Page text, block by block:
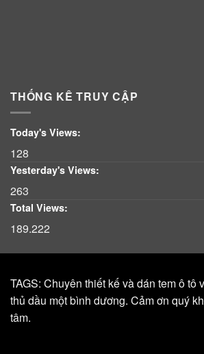
THỐNG KÊ TRUY CẬP
Today's Views:
128
Yesterday's Views:
263
Total Views:
189.222
TAGS: Chuyên thiết kế và dán tem ô tô
thủ dầu một bình dương. Cảm ơn quý
tâm.